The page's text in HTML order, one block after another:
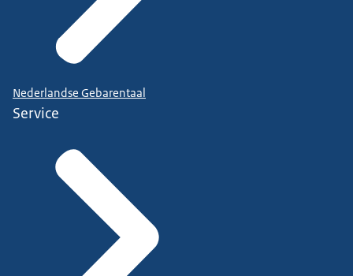
Nederlandse Gebarentaal
Service